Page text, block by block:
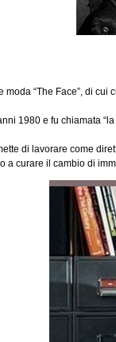
moda “The Face”, di
1980 e fu chiamata
di lavorare come
a curare il cambio di